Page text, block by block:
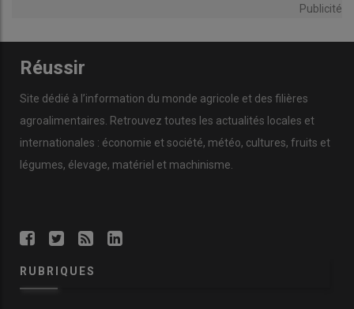
Publicité
Réussir
Site dédié à l’information du monde agricole et des filières
agroalimentaires. Retrouvez toutes les actualités locales et
internationales : économie et société, météo, cultures, fruits et
légumes, élevage, matériel et machinisme.
RUBRIQUES